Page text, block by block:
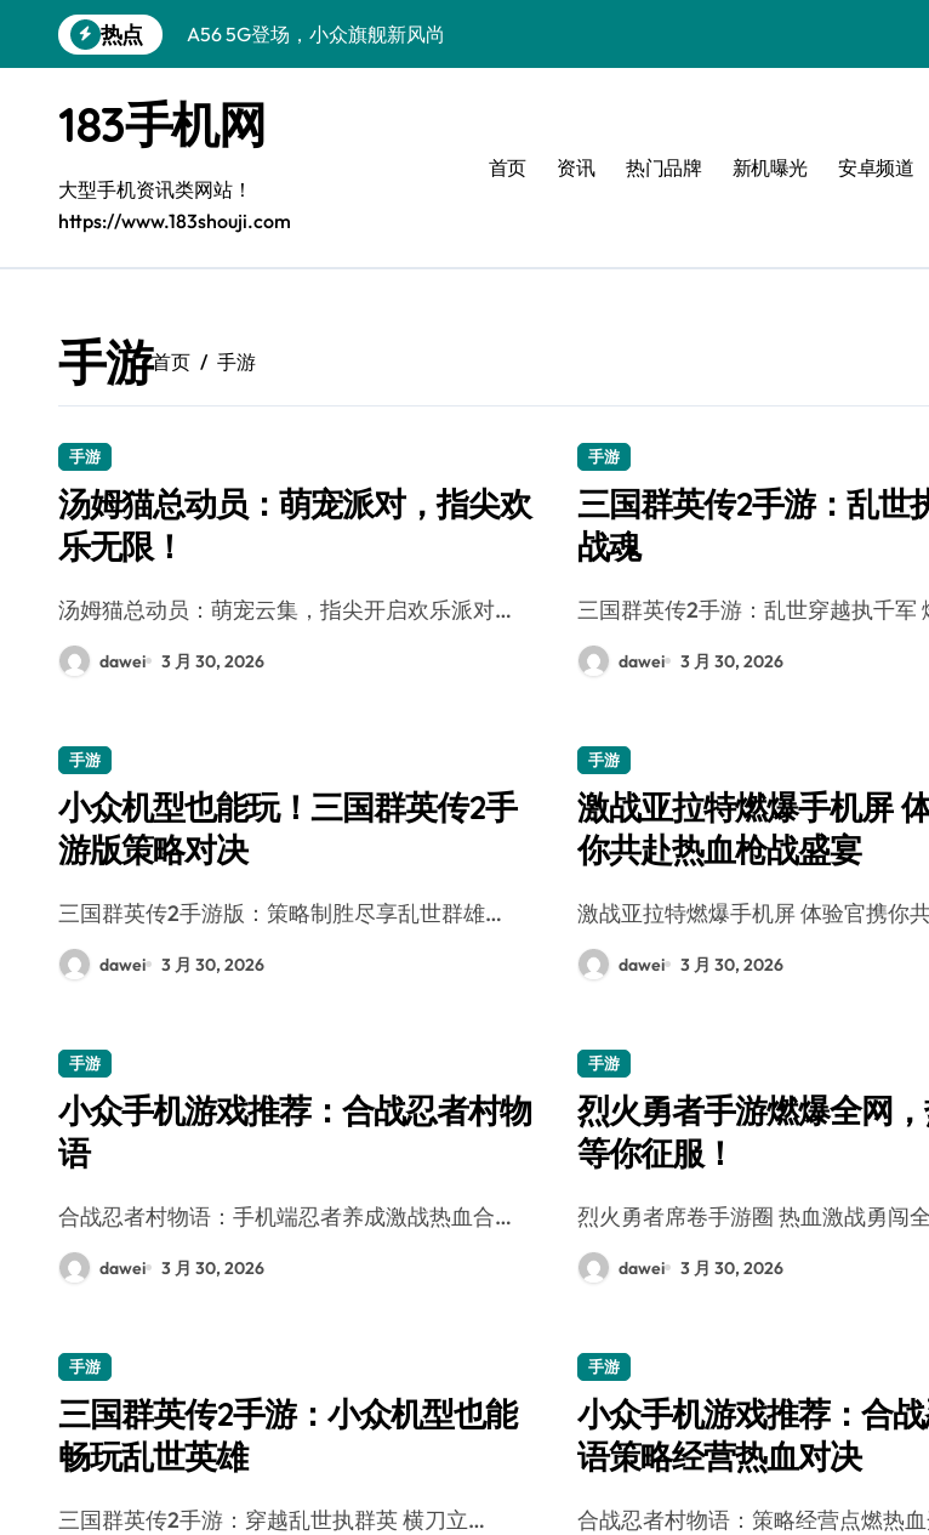
到
热点
A56 5G登场，小众旗舰新风尚
S25个性美化秘籍，小众玩法炫酷上线！
C55 5G焕新秘籍：三星潮流定制解锁无限可能
C55 5G惊艳登场，小众美学新标杆
Galaxy Z Flip6：小众潮机，折叠美学新巅峰
S25 Ultra颜值封神！定制主题潮到骨子里
183手机网
大型手机资讯类网站！
https://www.183shouji.com
首页 资讯 热门品牌 新机曝光 安卓频道
手游首页 手游
手游
汤姆猫总动员：萌宠派对，指尖欢
乐无限！
汤姆猫总动员：萌宠云集，指尖开启欢乐派对…
dawei 3 月 30, 2026
手游
三国群英传2手游：乱世
战魂
三国群英传2手游：乱世穿越执千
dawei 3 月 30, 2026
手游
小众机型也能玩！三国群英传2手
游版策略对决
三国群英传2手游版：策略制胜尽享乱世群雄…
dawei 3 月 30, 2026
手游
激战亚拉特燃爆手机屏
你共赴热血枪战盛宴
激战亚拉特燃爆手机屏 体验官携你
dawei 3 月 30, 2026
手游
小众手机游戏推荐：合战忍者村物
语
合战忍者村物语：手机端忍者养成激战热血合…
dawei 3 月 30, 2026
手游
烈火勇者手游燃爆全网
等你征服！
烈火勇者席卷手游圈 热血激战勇闯
dawei 3 月 30, 2026
手游
三国群英传2手游：小众机型也能
畅玩乱世英雄
三国群英传2手游：穿越乱世执群英 横刀立…
手游
小众手机游戏推荐：合
语策略经营热血对决
合战忍者村物语：策略经营点燃热